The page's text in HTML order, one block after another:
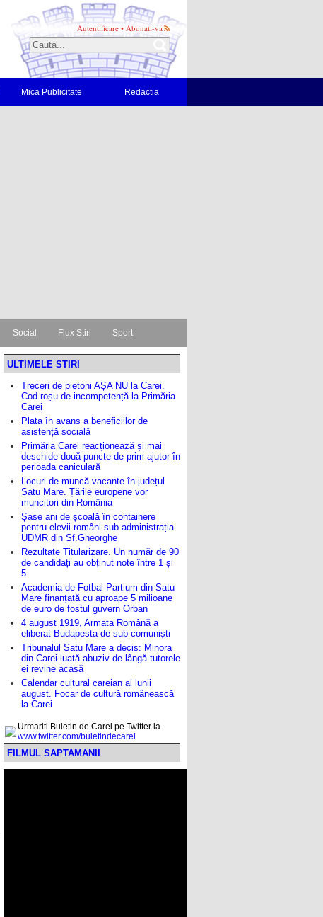
Autentificare • Abonati-va
Mica Publicitate Redactia
Social Flux Stiri Sport
ULTIMELE STIRI
Treceri de pietoni AȘA NU la Carei.
Cod roșu de incompetență la Primăria
Carei
Plata în avans a beneficiilor de
asistență socială
Primăria Carei reacționează și mai
deschide două puncte de prim ajutor în
perioada caniculară
Locuri de muncă vacante în județul
Satu Mare. Țările europene vor
muncitori din România
Șase ani de școală în containere
pentru elevii români sub administrația
UDMR din Sf.Gheorghe
Rezultate Titularizare. Un număr de 90
de candidați au obținut note între 1 și
5
Academia de Fotbal Partium din Satu
Mare finanțată cu aproape 5 milioane
de euro de fostul guvern Orban
4 august 1919, Armata Română a
eliberat Budapesta de sub comuniști
Tribunalul Satu Mare a decis: Minora
din Carei luată abuziv de lângă tutorele
ei revine acasă
Calendar cultural careian al lunii
august. Focar de cultură românească
la Carei
Urmariti Buletin de Carei pe Twitter la
www.twitter.com/buletindecarei
FILMUL SAPTAMANII